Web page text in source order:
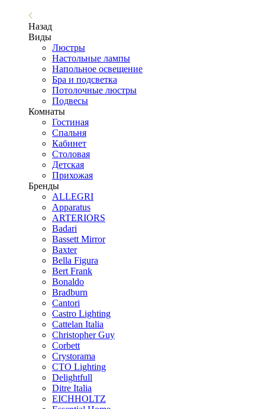
Назад
Виды
Люстры
Настольные лампы
Напольное освещение
Бра и подсветка
Потолочные люстры
Подвесы
Комнаты
Гостиная
Спальня
Кабинет
Столовая
Детская
Прихожая
Бренды
ALLEGRI
Apparatus
ARTERIORS
Badari
Bassett Mirror
Baxter
Bella Figura
Bert Frank
Bonaldo
Bradburn
Cantori
Castro Lighting
Cattelan Italia
Christopher Guy
Corbett
Crystorama
CTO Lighting
Delightfull
Ditre Italia
EICHHOLTZ